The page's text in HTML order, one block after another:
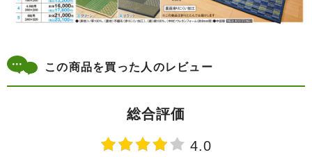
この商品を買った人のレビュー
総合評価
4.0